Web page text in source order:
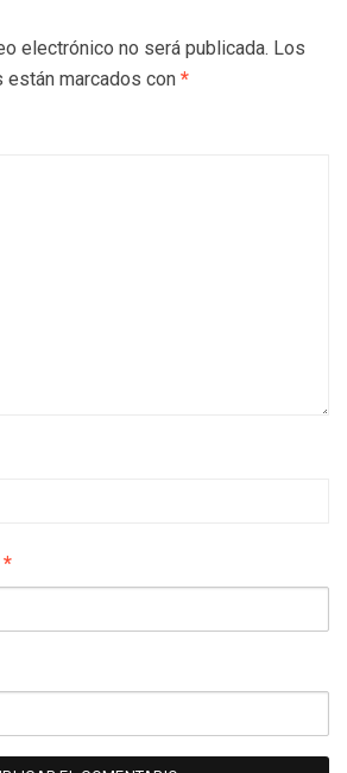
electrónico no será publicada. Los
marcados con *
*